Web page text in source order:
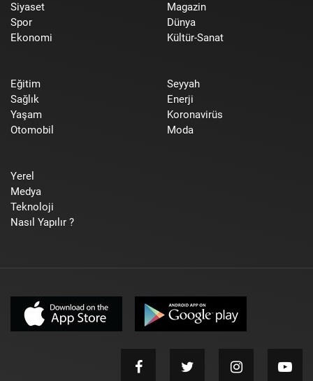
Siyaset
Spor
Ekonomi
Magazin
Dünya
Kültür-Sanat
Eğitim
Sağlık
Yaşam
Otomobil
Seyyah
Enerji
Koronavirüs
Moda
Yerel
Medya
Teknoloji
Nasıl Yapılır ?